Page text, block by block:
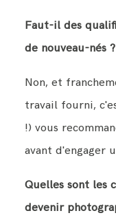
Faut-il des
de nouveau-nés ?
Non, et
travail fourni,
!) vous
avant d'engager
Quelles sont les
devenir